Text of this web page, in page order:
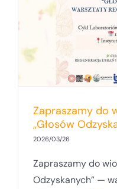
Zapraszamy do
„Głosów
2026/03/26
Zapraszamy do
Odzyskanych” —